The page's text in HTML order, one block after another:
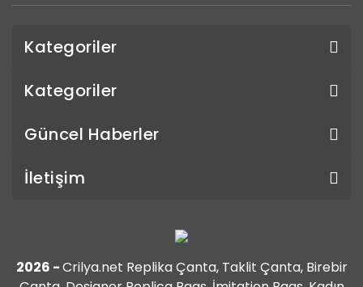
Kategoriler
Kategoriler
Güncel Haberler
İletişim
2026 -Crilya.net Replika Çanta, Taklit Çanta, Birebir